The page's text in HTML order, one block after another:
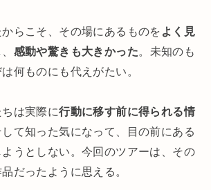
らこそ、その場にあるものをよく見
感動や驚きも大きかった。未知のも
何ものにも代えがたい。
は実際に行動に移す前に得られる情
て知った気になって、目の前にある
うとしない。今回のツアーは、その
だったように思える。